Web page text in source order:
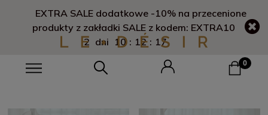
EXTRA SALE dodatkowe -10% na przecenione
produkty z zakładki SALE z kodem: EXTRA10
2 dni 10 : 12 : 16